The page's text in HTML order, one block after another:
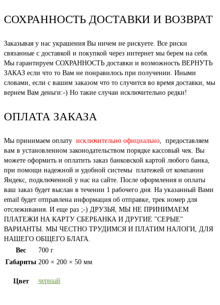
СОХРАННОСТЬ ДОСТАВКИ И ВОЗВРАТ
Заказывая у нас украшения Вы ничем не рискуете. Все риски
связанные с доставкой и покупкой через интернет мы берем на себя.
Мы гарантируем СОХРАННОСТЬ доставки и возможность ВЕРНУТЬ
ЗАКАЗ если что то Вам не понравилось при получении. Иными
словами, если с вашим заказом что то случится во время доставки, мы
вернем Вам деньги:-) Но такие случаи исключительно редки!
ОПЛАТА ЗАКАЗА
Мы принимаем оплату исключительно официально, предоставляем
вам в установленном законодательством порядке кассовый чек. Вы
можете оформить и оплатить заказ банковской картой любого банка,
при помощи надежной и удобной системы платежей от компании
Яндекс, подключенной у нас на сайте. После оформления и оплаты
ваш заказ будет выслан в течении 1 рабочего дня. На указанный Вами
email будет отправлена информация об отправке, трек номер для
отслеживания. И еще раз ;-) ДРУЗЬЯ, МЫ НЕ ПРИНИМАЕМ
ПЛАТЕЖИ НА КАРТУ СБЕРБАНКА И ДРУГИЕ "СЕРЫЕ"
ВАРИАНТЫ. МЫ ЧЕСТНО ТРУДИМСЯ И ПЛАТИМ НАЛОГИ, ДЛЯ
НАШЕГО ОБЩЕГО БЛАГА.
Вес
700 г
Габариты 200 × 200 × 50 мм
Цвет черный